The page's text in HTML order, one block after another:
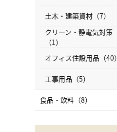
土木・建築資材（7）
クリーン・静電気対策
（1）
オフィス住設用品（40）
工事用品（5）
食品・飲料（8）